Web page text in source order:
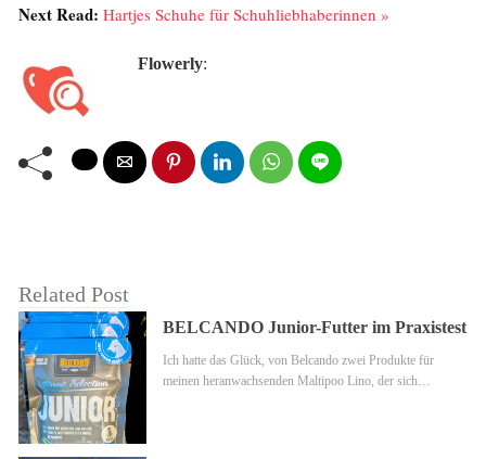
Next Read: Hartjes Schuhe für Schuhliebhaberinnen »
Flowerly:
Related Post
BELCANDO Junior-Futter im Praxistest
Ich hatte das Glück, von Belcando zwei Produkte für
meinen heranwachsenden Maltipoo Lino, der sich…